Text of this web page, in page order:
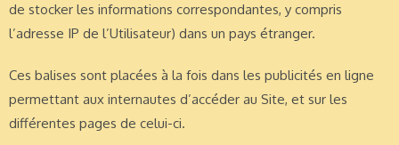
de stocker les informations correspondantes, y compris
l’adresse IP de l’Utilisateur) dans un pays étranger.
Ces balises sont placées à la fois dans les publicités en ligne
permettant aux internautes d’accéder au Site, et sur les
différentes pages de celui-ci.